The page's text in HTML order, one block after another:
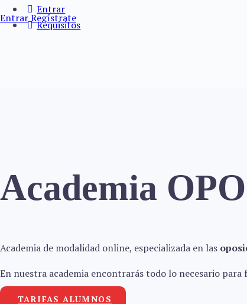
EntrarRegístrate
Entrar
Requisitos
Academia
Academia de modalidad online, especializada en las
En nuestra academia encontrarás todo lo necesario
TARIFAS ALUMNOS